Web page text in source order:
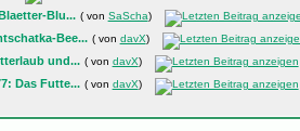
Blu... ( von SaScha)
Bee... ( von davX)
und... ( von davX)
Das Futte... ( von davX)